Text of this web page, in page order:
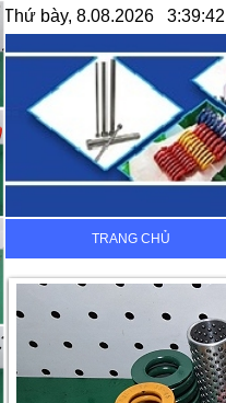
Thứ bày, 8.08.2026 3:39:42
TRANG CHỦ